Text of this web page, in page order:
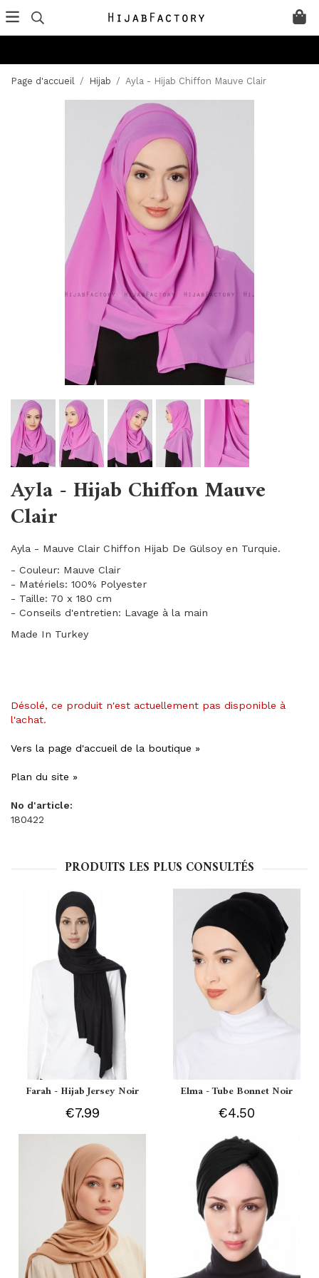
Page d'accueil / Hijab / Ayla - Hijab Chiffon Mauve Clair
Ayla - Hijab Chiffon Mauve
Clair
Ayla - Mauve Clair Chiffon Hijab De Gülsoy en Turquie.
- Couleur: Mauve Clair
- Matériels: 100% Polyester
- Taille: 70 x 180 cm
- Conseils d'entretien: Lavage à la main
Made In Turkey
Désolé, ce produit n'est actuellement pas disponible à
l'achat.
Vers la page d'accueil de la boutique »
Plan du site »
No d'article:
180422
PRODUITS LES PLUS CONSULTÉS
Farah - Hijab Jersey Noir
€7.99
Elma - Tube Bonnet Noir
€4.50